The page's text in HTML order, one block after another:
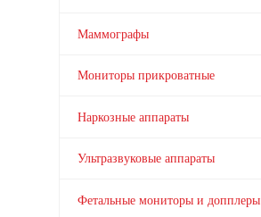
Маммографы
Мониторы прикроватные
Наркозные аппараты
Ультразвуковые аппараты
Фетальные мониторы и допплеры